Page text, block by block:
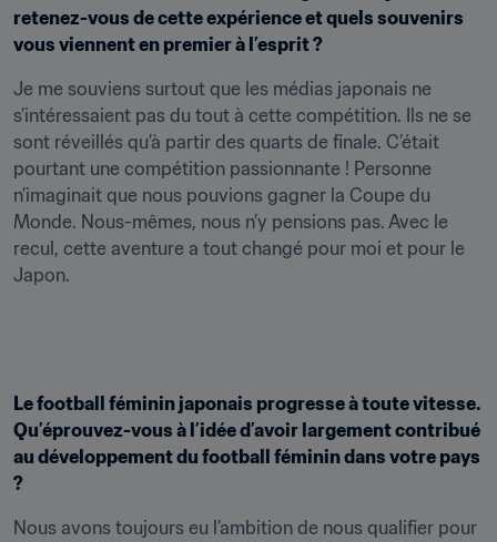
retenez-vous de cette expérience et quels souvenirs
vous viennent en premier à l’esprit ?
Je me souviens surtout que les médias japonais ne
s’intéressaient pas du tout à cette compétition. Ils ne se
sont réveillés qu’à partir des quarts de finale. C’était
pourtant une compétition passionnante ! Personne
n’imaginait que nous pouvions gagner la Coupe du
Monde. Nous-mêmes, nous n’y pensions pas. Avec le
recul, cette aventure a tout changé pour moi et pour le
Japon.
Le football féminin japonais progresse à toute vitesse.
Qu’éprouvez-vous à l’idée d’avoir largement contribué
au développement du football féminin dans votre pays
?
Nous avons toujours eu l’ambition de nous qualifier pour